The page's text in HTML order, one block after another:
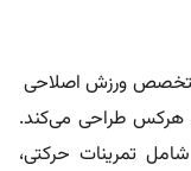
متخصص ورزش اصلاحی
هرکس طراحی می‌کند.
تمرینات حرکتی،